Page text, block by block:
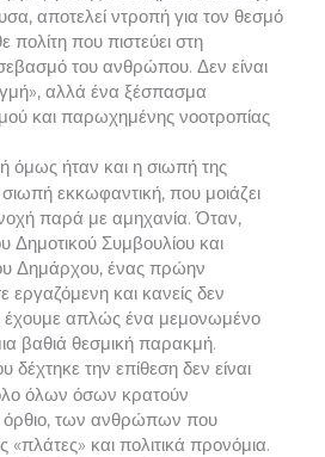
αποτελεί ντροπή για τον θεσμό
πολίτη που πιστεύει στη
του ανθρώπου. Δεν είναι
αλλά ένα ξέσπασμα
και παρωχημένης νοοτροπίας
όμως ήταν και η σιωπή της
εκκωφαντική, που μοιάζει
παρά με αμηχανία. Όταν,
Δημοτικού Συμβουλίου και
Δημάρχου, ένας πρώην
εργαζόμενη και κανείς δεν
έχουμε απλώς ένα μεμονωμένο
βαθιά θεσμική παρακμή.
την επίθεση δεν είναι
όλων όσων κρατούν
όρθιο, των ανθρώπων που
«πλάτες» και πολιτικά προνόμια.